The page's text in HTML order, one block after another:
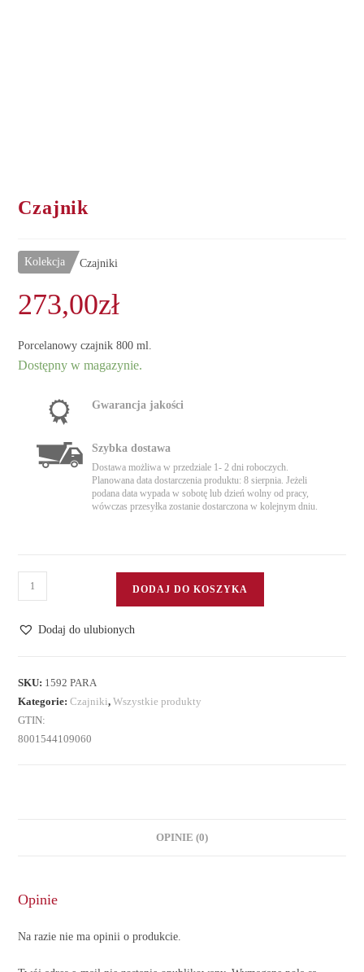
Czajnik
Kolekcja Czajniki
273,00zł
Porcelanowy czajnik 800 ml.
Dostępny w magazynie.
Gwarancja jakości
Szybka dostawa
Dostawa możliwa w przedziale 1- 2 dni roboczych.
Planowana data dostarczenia produktu: 8 sierpnia. Jeżeli
podana data wypada w sobotę lub dzień wolny od pracy,
wówczas przesyłka zostanie dostarczona w kolejnym dniu.
ilość
Czajnik
DODAJ DO KOSZYKA
Dodaj do ulubionych
SKU: 1592 PARA
Kategorie:Czajniki,Wszystkie produkty
GTIN:
8001544109060
OPINIE (0)
Opinie
Na razie nie ma opinii o produkcie.